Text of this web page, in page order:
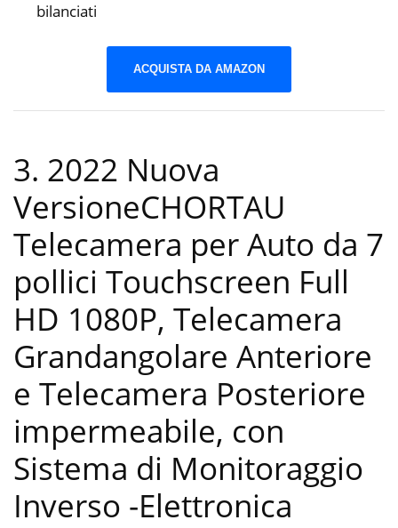
bilanciati
ACQUISTA DA AMAZON
3. 2022 Nuova
VersioneCHORTAU
Telecamera per Auto da 7
pollici Touchscreen Full
HD 1080P, Telecamera
Grandangolare Anteriore
e Telecamera Posteriore
impermeabile, con
Sistema di Monitoraggio
Inverso -Elettronica